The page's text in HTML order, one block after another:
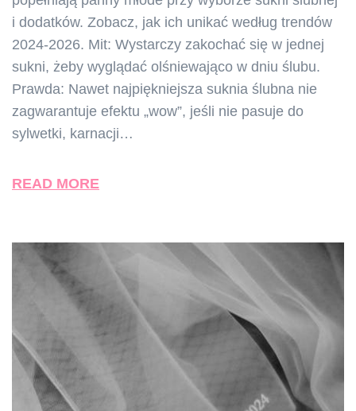
i dodatków. Zobacz, jak ich unikać według trendów
2024-2026. Mit: Wystarczy zakochać się w jednej
sukni, żeby wyglądać olśniewająco w dniu ślubu.
Prawda: Nawet najpiękniejsza suknia ślubna nie
zagwarantuje efektu „wow”, jeśli nie pasuje do
sylwetki, karnacji…
READ MORE